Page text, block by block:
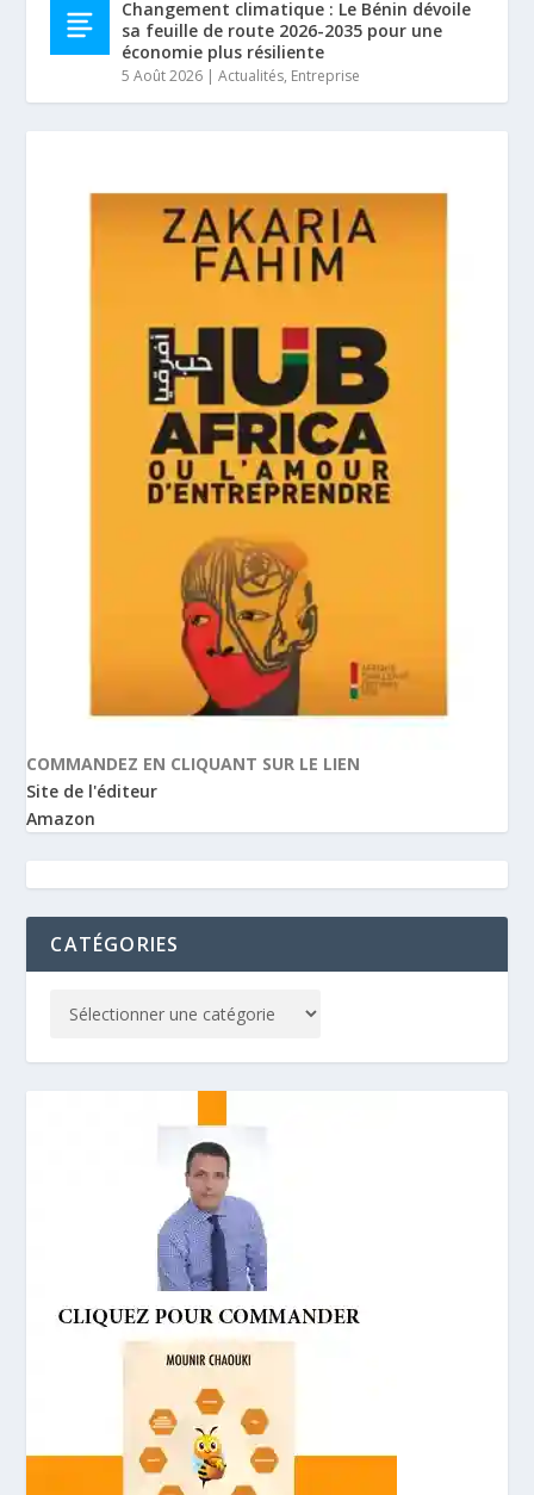
Changement climatique : Le Bénin dévoile
sa feuille de route 2026-2035 pour une
économie plus résiliente
5 Août 2026 |Actualités, Entreprise
COMMANDEZ EN CLIQUANT SUR LE LIEN
Site de l'éditeur
Amazon
CATÉGORIES